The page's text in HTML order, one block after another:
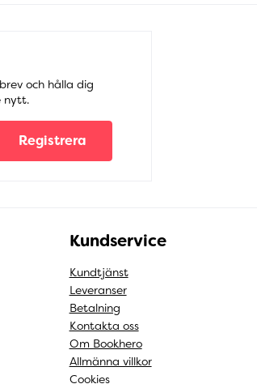
och hålla dig
nytt.
Registrera
Kundservice
Kundtjänst
Leveranser
Betalning
Kontakta oss
Om Bookhero
Allmänna villkor
Cookies